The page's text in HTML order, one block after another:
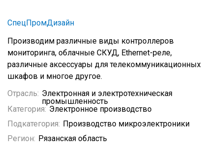
СпецПромДизайн
Производим различные виды контроллеров
мониторинга, облачные СКУД, Ethernet-реле,
различные аксессуары для телекоммуникационных
шкафов и многое другое.
Отрасль: Электронная и электротехническая
промышленность
Категория: Электронное производство
Подкатегория: Производство микроэлектроники
Регион: Рязанская область